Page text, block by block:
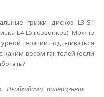
грыжи дисков L3-S1
L4-L5 позвонков). Можно
терапии подтягиваться
каким весом гантелей (если
полноценное